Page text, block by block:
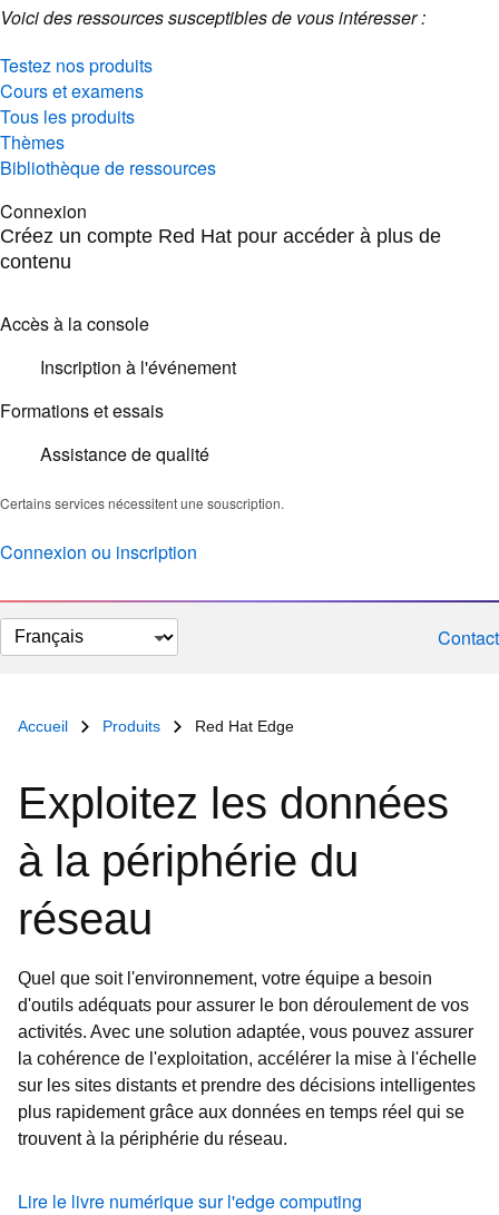
Voici des ressources susceptibles de vous intéresser :
Testez nos produits
Cours et examens
Tous les produits
Thèmes
Bibliothèque de ressources
Connexion
Créez un compte Red Hat pour accéder à plus de
contenu
Accès à la console
Inscription à l'événement
Formations et essais
Assistance de qualité
Certains services nécessitent une souscription.
Connexion ou inscription
Changer
la
Contact
Accueil Produits Red Hat Edge
Exploitez les données
à la périphérie du
réseau
Quel que soit l'environnement, votre équipe a besoin
d'outils adéquats pour assurer le bon déroulement de vos
activités. Avec une solution adaptée, vous pouvez assurer
la cohérence de l'exploitation, accélérer la mise à l'échelle
sur les sites distants et prendre des décisions intelligentes
plus rapidement grâce aux données en temps réel qui se
trouvent à la périphérie du réseau.
Lire le livre numérique sur l'edge computing